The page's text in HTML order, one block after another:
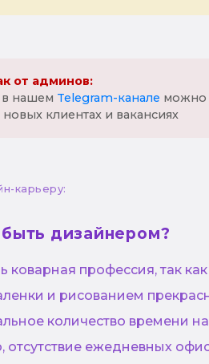
от админов:
в нашем Telegram-канале можно
клиентах и вакансиях
карьеру:
дизайнером?
профессия, так
и рисованием
количество времени
отсутствие ежедневных